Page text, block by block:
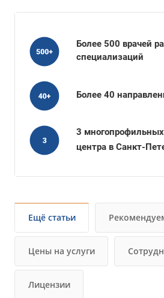
Более 500 врачей
специализаций
Более 40
3
центра в Санкт-
Ещё статьи
Цены на услуги
Лицензии